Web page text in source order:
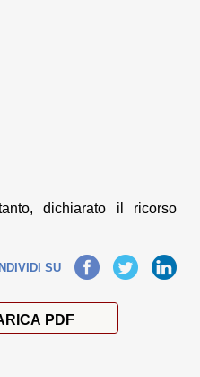
dichiarato il ricorso
SU
Facebook TwitterLinkedIn
PDF